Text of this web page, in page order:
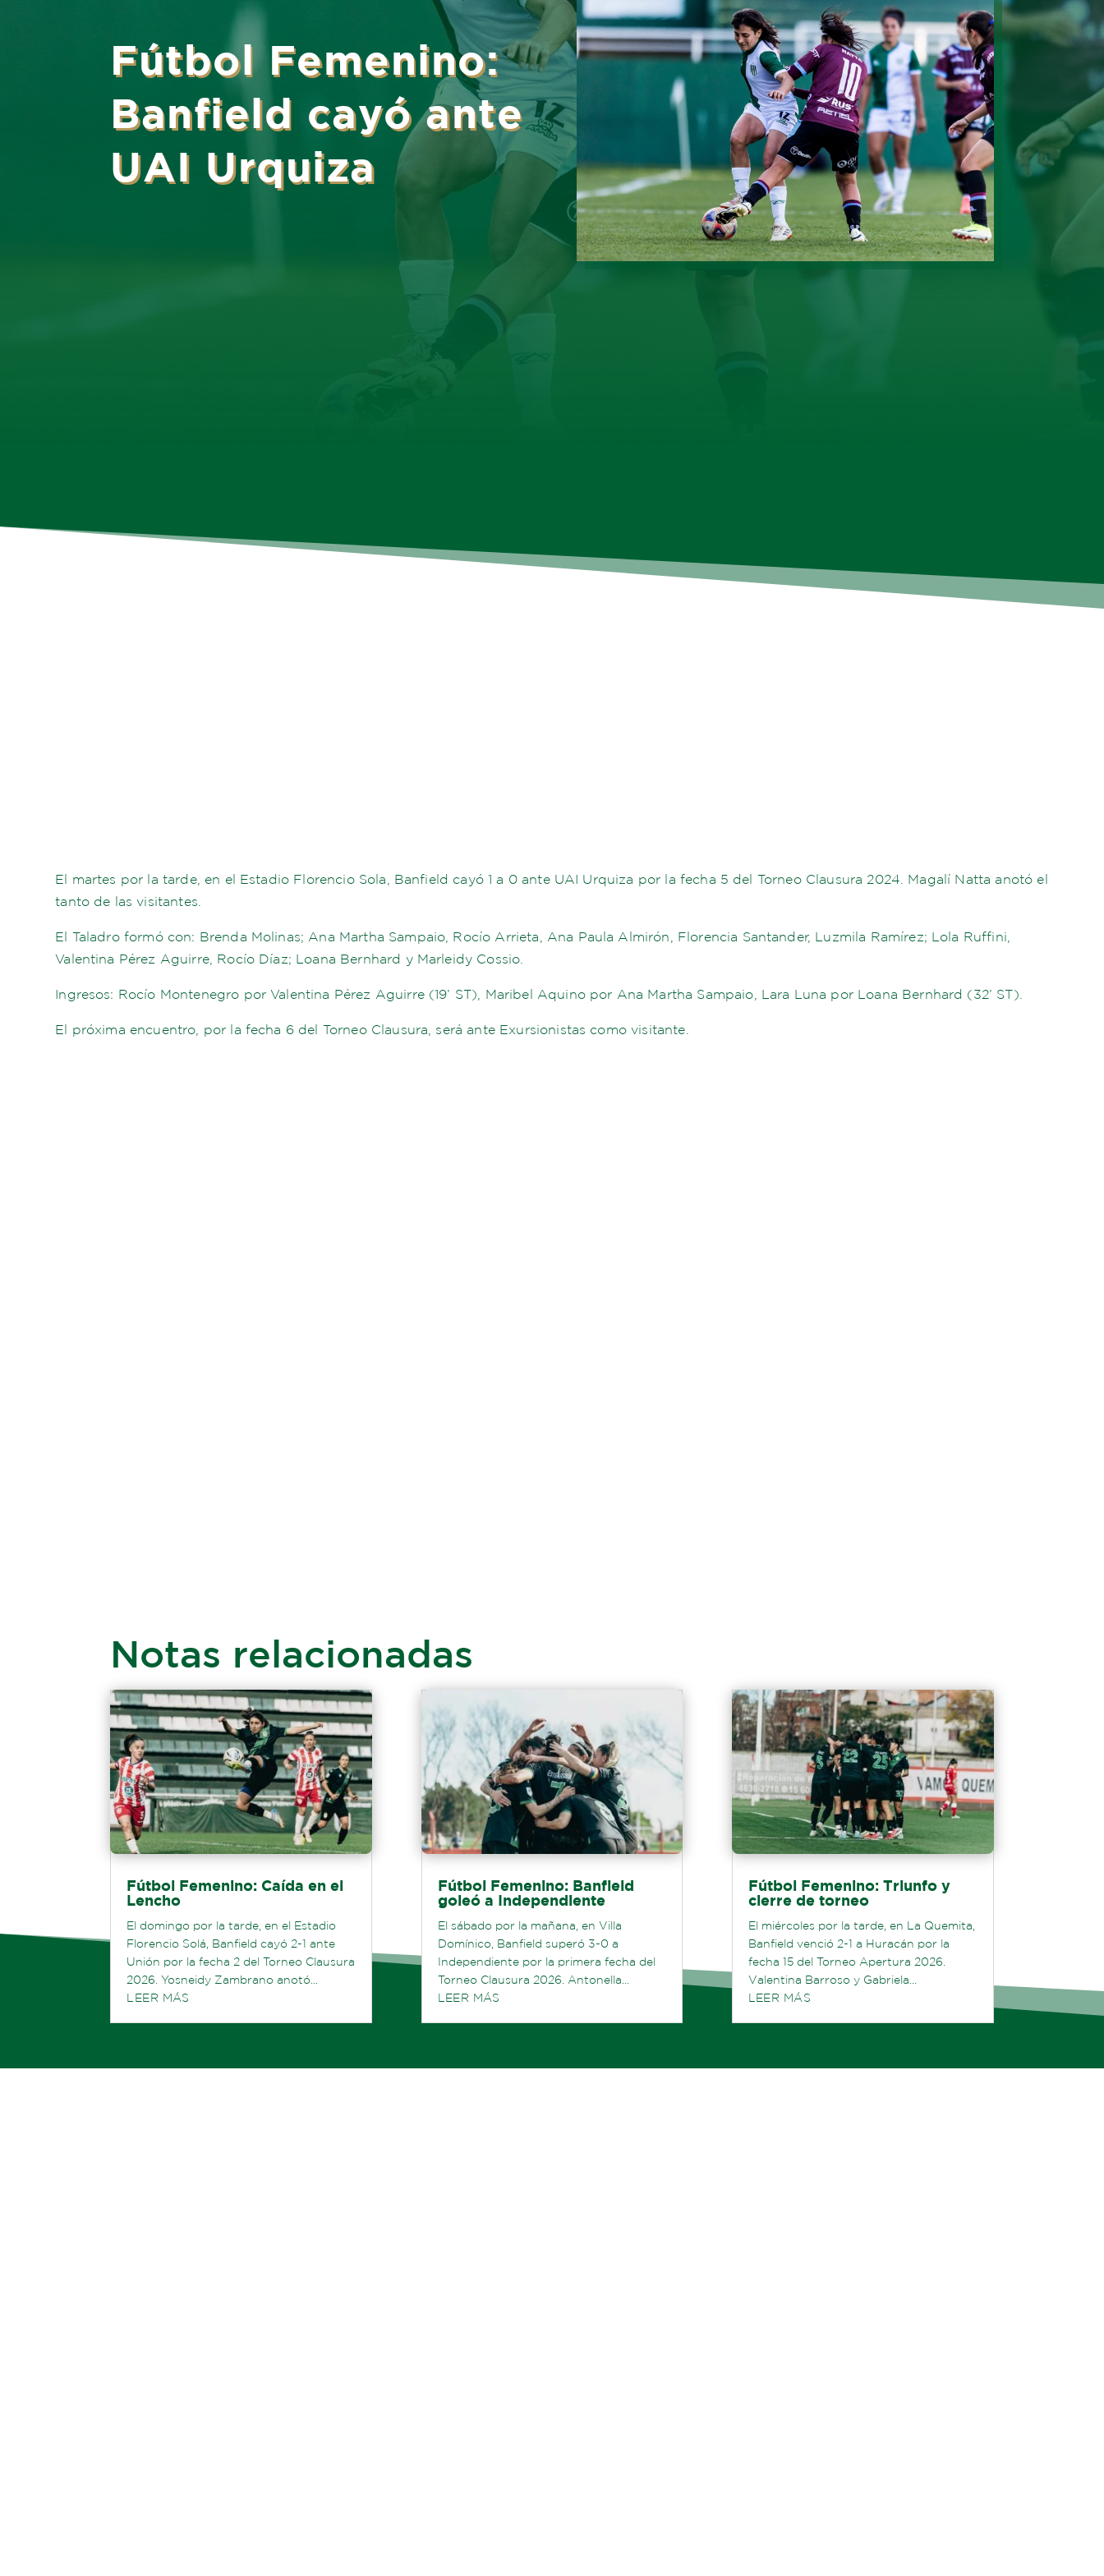
Fútbol Femenino:
Banfield cayó ante
UAI Urquiza
El martes por la tarde, en el Estadio Florencio Sola, Banfield cayó 1 a 0 ante UAI Urquiza por la fecha 5 del Torneo Clausura 2024. Magalí Natta anotó el
tanto de las visitantes.
El Taladro formó con: Brenda Molinas; Ana Martha Sampaio, Rocío Arrieta, Ana Paula Almirón, Florencia Santander, Luzmila Ramírez; Lola Ruffini,
Valentina Pérez Aguirre, Rocío Díaz; Loana Bernhard y Marleidy Cossio.
Ingresos: Rocío Montenegro por Valentina Pérez Aguirre (19’ ST), Maribel Aquino por Ana Martha Sampaio, Lara Luna por Loana Bernhard (32’ ST).
El próxima encuentro, por la fecha 6 del Torneo Clausura, será ante Exursionistas como visitante.
Notas relacionadas
Fútbol Femenino: Caída en el
Lencho
El domingo por la tarde, en el Estadio
Florencio Solá, Banfield cayó 2-1 ante
Unión por la fecha 2 del Torneo Clausura
2026. Yosneidy Zambrano anotó...
LEER MÁS
Fútbol Femenino: Banfield
goleó a Independiente
El sábado por la mañana, en Villa
Domínico, Banfield superó 3-0 a
Independiente por la primera fecha del
Torneo Clausura 2026. Antonella...
LEER MÁS
Fútbol Femenino: Triunfo y
cierre de torneo
El miércoles por la tarde, en La Quemita,
Banfield venció 2-1 a Huracán por la
fecha 15 del Torneo Apertura 2026.
Valentina Barroso y Gabriela...
LEER MÁS